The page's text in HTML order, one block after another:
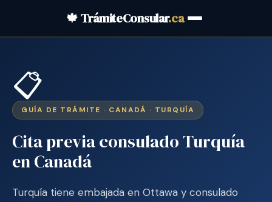
🍁 TrámiteConsular.ca
📋
GUÍA DE TRÁMITE · CANADÁ · TURQUÍA
Cita previa consulado Turquía
en Canadá
Turquía tiene embajada en Ottawa y consulado